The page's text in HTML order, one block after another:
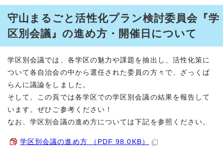
守山まるごと活性化プラン検討委員会『学
区別会議』の進め方・開催日について
学区別会議では、各学区の魅力や課題を抽出し、活性化策に
ついて各自治会の中から選任された委員の方々で、ざっくば
らんに議論をしました。
そして、この頁では各学区での学区別会議の結果を報告して
います。ぜひご参考ください！
なお、学区別会議の進め方については下記を参照ください。
学区別会議の進め方 （PDF 98.0KB）